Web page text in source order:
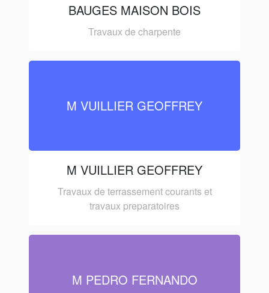
BAUGES MAISON BOIS
Travaux de charpente
M VUILLIER GEOFFREY
M VUILLIER GEOFFREY
Travaux de terrassement courants et
travaux preparatoires
M PEDRO FERNANDO